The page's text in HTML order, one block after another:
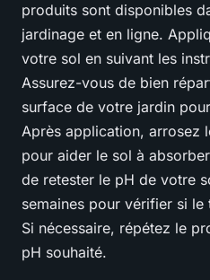
produits sont disponibles
jardinage et en ligne.
votre sol en suivant les
Assurez-vous de bien
surface de votre jardin
Après application, arrosez
pour aider le sol à
de retester le pH de votre
semaines pour vérifier si
Si nécessaire, répétez le
pH souhaité.